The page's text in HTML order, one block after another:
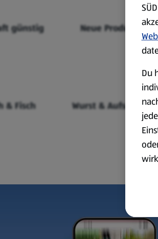
günstig Neue Produkte
& Fisch Wurst & Aufschnitt
Du